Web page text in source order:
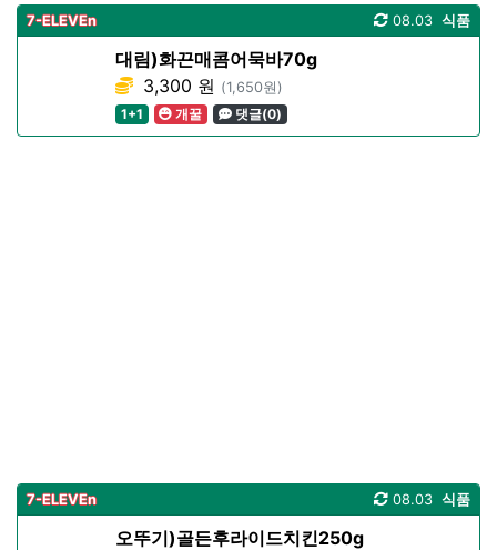
7-ELEVEn 식품
08.03
대림)화끈매콤어묵바70g
3,300 원 (1,650원)
1+1
개꿀 댓글(0)
7-ELEVEn 식품
08.03
오뚜기)골든후라이드치킨250g